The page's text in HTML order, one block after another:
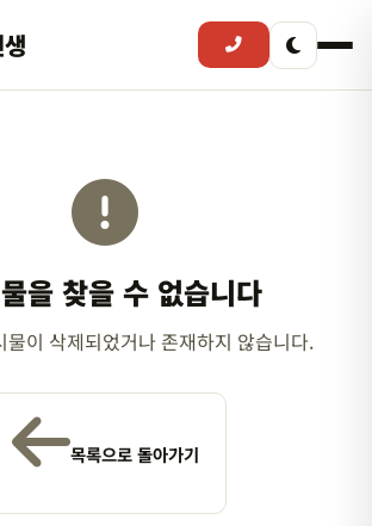
을 찾을 수 없습니다
물이 삭제되었거나 존재하지 않습니다.
목록으로 돌아가기